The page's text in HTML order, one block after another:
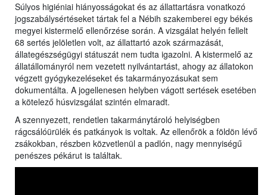
Súlyos higiéniai hiányosságokat és az állattartásra vonatkozó
jogszabálysértéseket tártak fel a Nébih szakemberei egy békés
megyei kistermelő ellenőrzése során. A vizsgálat helyén fellelt
68 sertés jelöletlen volt, az állattartó azok származását,
állategészségügyi státuszát nem tudta igazolni. A kistermelő az
állatállományról nem vezetett nyilvántartást, ahogy az állatokon
végzett gyógykezeléseket és takarmányozásukat sem
dokumentálta. A jogellenesen helyben vágott sertések esetében
a kötelező húsvizsgálat szintén elmaradt.
A szennyezett, rendetlen takarmánytároló helyiségben
rágcsálóürülék és patkányok is voltak. Az ellenőrök a földön lévő
zsákokban, részben közvetlenül a padlón, nagy mennyiségű
penészes pékárut is találtak.